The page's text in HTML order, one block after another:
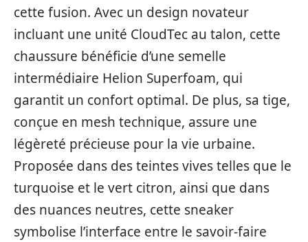
cette fusion. Avec un design novateur
incluant une unité CloudTec au talon, cette
chaussure bénéficie d’une semelle
intermédiaire Helion Superfoam, qui
garantit un confort optimal. De plus, sa tige,
conçue en mesh technique, assure une
légèreté précieuse pour la vie urbaine.
Proposée dans des teintes vives telles que le
turquoise et le vert citron, ainsi que dans
des nuances neutres, cette sneaker
symbolise l’interface entre le savoir-faire